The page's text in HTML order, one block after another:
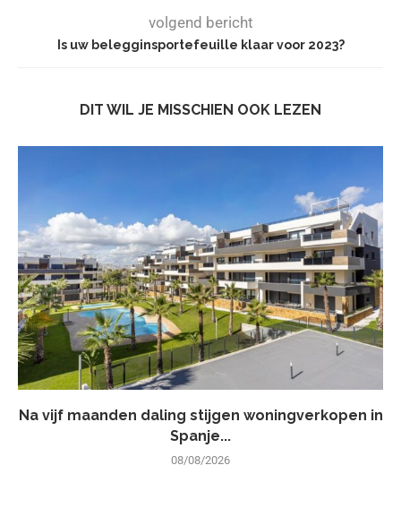
volgend bericht
Is uw belegginsportefeuille klaar voor 2023?
DIT WIL JE MISSCHIEN OOK LEZEN
Na vijf maanden daling stijgen woningverkopen in
Spanje...
08/08/2026